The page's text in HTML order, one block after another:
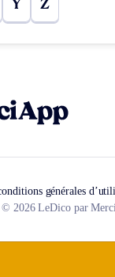
Y Z
générales
© 2026 LeDico par